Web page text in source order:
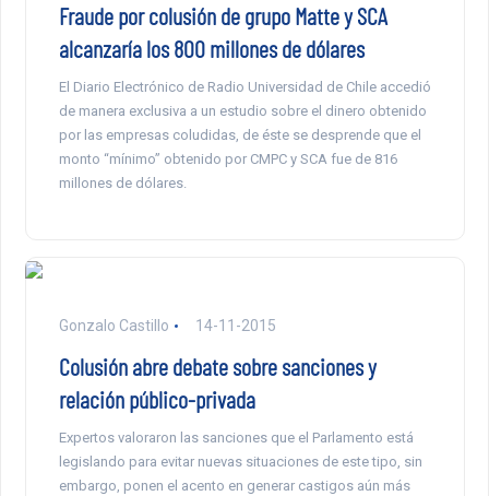
Fraude por colusión de grupo Matte y SCA
alcanzaría los 800 millones de dólares
El Diario Electrónico de Radio Universidad de Chile accedió
de manera exclusiva a un estudio sobre el dinero obtenido
por las empresas coludidas, de éste se desprende que el
monto “mínimo” obtenido por CMPC y SCA fue de 816
millones de dólares.
Gonzalo Castillo 14-11-2015
Colusión abre debate sobre sanciones y
relación público-privada
Expertos valoraron las sanciones que el Parlamento está
legislando para evitar nuevas situaciones de este tipo, sin
embargo, ponen el acento en generar castigos aún más